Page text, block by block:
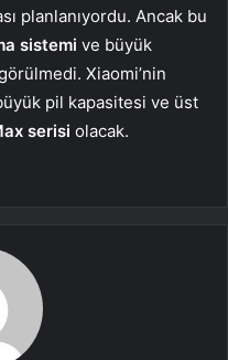
planlanıyordu. Ancak bu
sistemi ve büyük
Xiaomi’nin
pil kapasitesi ve üst
serisi olacak.